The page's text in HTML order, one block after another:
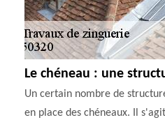
Le chéneau : une
Un certain nombre de
en place des chéneaux. Il